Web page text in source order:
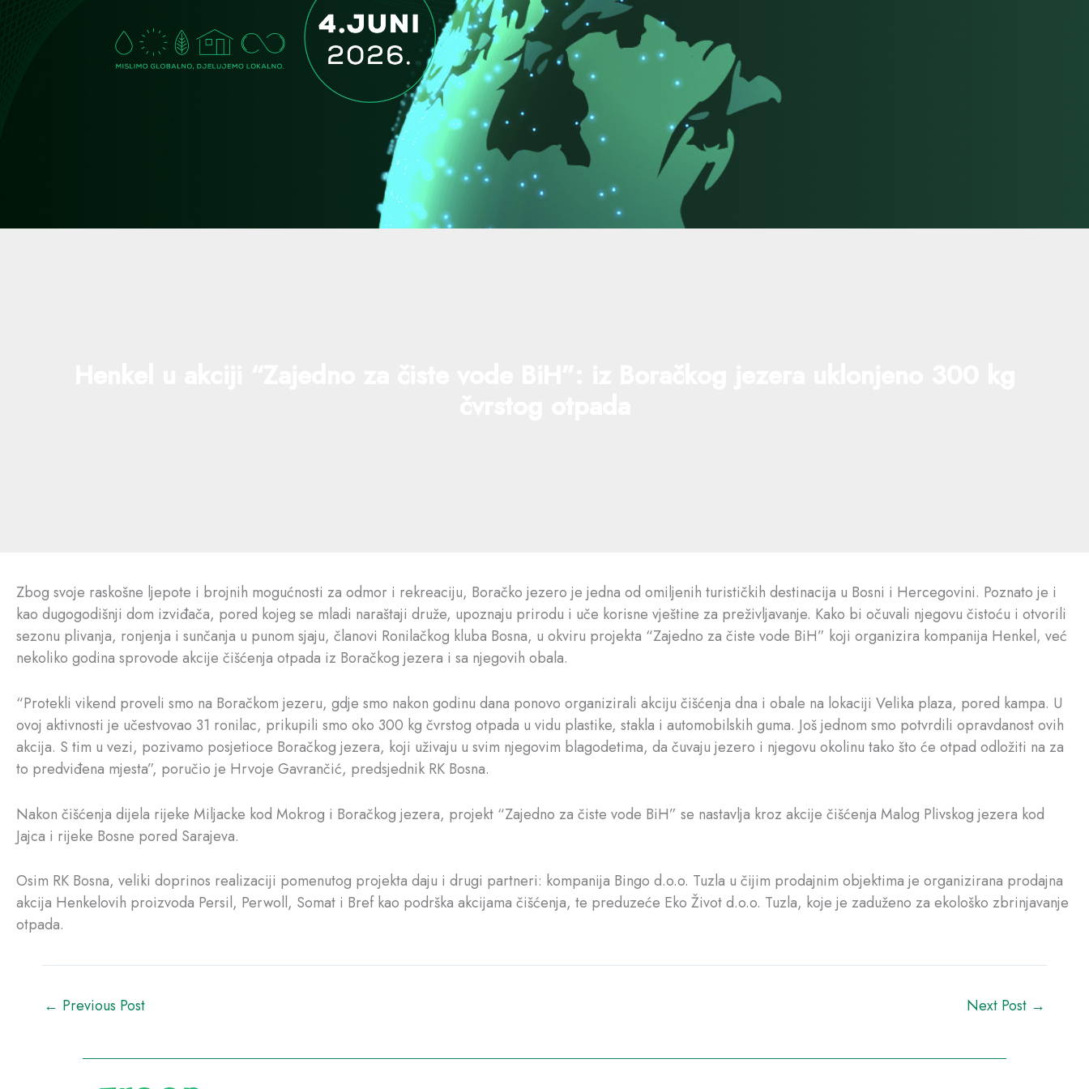
Zbog svoje raskošne ljepote i brojnih mogućnosti za odmor i rekreaciju, Boračko jezero je jedna od omiljenih turističkih destinacija u Bosni i Hercegovini. Poznato je i
kao dugogodišnji dom izviđača, pored kojeg se mladi naraštaji druže, upoznaju prirodu i uče korisne vještine za preživljavanje. Kako bi očuvali njegovu čistoću i otvorili
sezonu plivanja, ronjenja i sunčanja u punom sjaju, članovi Ronilačkog kluba Bosna, u okviru projekta “Zajedno za čiste vode BiH” koji organizira kompanija Henkel, već
nekoliko godina sprovode akcije čišćenja otpada iz Boračkog jezera i sa njegovih obala.
“Protekli vikend proveli smo na Boračkom jezeru, gdje smo nakon godinu dana ponovo organizirali akciju čišćenja dna i obale na lokaciji Velika plaza, pored kampa. U
ovoj aktivnosti je učestvovao 31 ronilac, prikupili smo oko 300 kg čvrstog otpada u vidu plastike, stakla i automobilskih guma. Još jednom smo potvrdili opravdanost ovih
akcija. S tim u vezi, pozivamo posjetioce Boračkog jezera, koji uživaju u svim njegovim blagodetima, da čuvaju jezero i njegovu okolinu tako što će otpad odložiti na za
to predviđena mjesta”, poručio je Hrvoje Gavrančić, predsjednik RK Bosna.
Nakon čišćenja dijela rijeke Miljacke kod Mokrog i Boračkog jezera, projekt “Zajedno za čiste vode BiH” se nastavlja kroz akcije čišćenja Malog Plivskog jezera kod
Jajca i rijeke Bosne pored Sarajeva.
Osim RK Bosna, veliki doprinos realizaciji pomenutog projekta daju i drugi partneri: kompanija Bingo d.o.o. Tuzla u čijim prodajnim objektima je organizirana prodajna
akcija Henkelovih proizvoda Persil, Perwoll, Somat i Bref kao podrška akcijama čišćenja, te preduzeće Eko Život d.o.o. Tuzla, koje je zaduženo za ekološko zbrinjavanje
otpada.
← Previous Post Next Post →